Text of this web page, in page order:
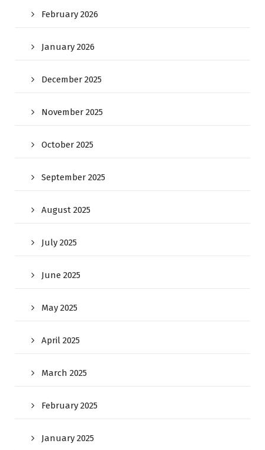
February 2026
January 2026
December 2025
November 2025
October 2025
September 2025
August 2025
July 2025
June 2025
May 2025
April 2025
March 2025
February 2025
January 2025